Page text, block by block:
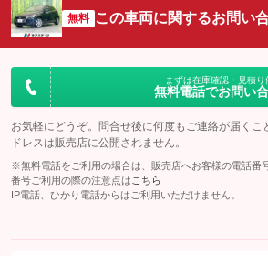
無料 この車両に関するお問い
まずは在庫確認・見積り
無料電話でお問い
お気軽にどうぞ。問合せ後に何度もご連絡が届くこ
ドレスは販売店に公開されません。
※無料電話をご利用の場合は、販売店へお客様の電話番
番号ご利用の際の注意点は こちら
IP電話、ひかり電話からはご利用いただけません。